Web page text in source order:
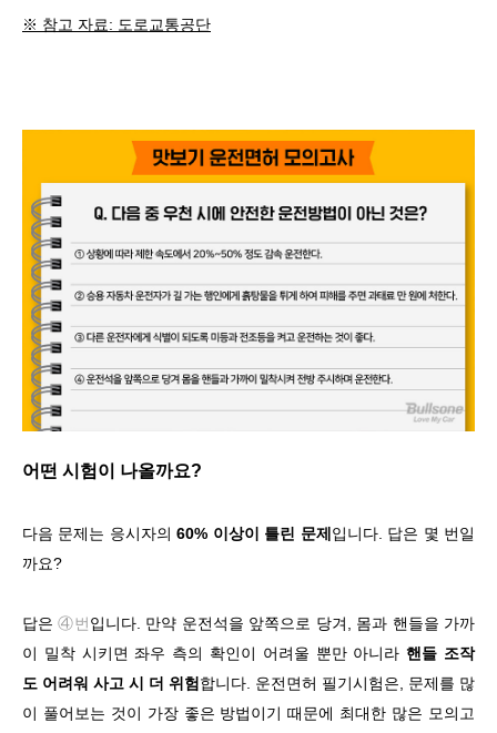
※ 참고 자료: 도로교통공단
어떤 시험이 나올까요?
다음 문제는 응시자의60% 이상이 틀린 문제 입니다. 답은 몇 번일
까요?
답은④번입니다. 만약 운전석을 앞쪽으로 당겨, 몸과 핸들을 가까
이 밀착 시키면 좌우 측의 확인이 어려울 뿐만 아니라 핸들 조작
도 어려워 사고 시 더 위험합니다. 운전면허 필기시험은, 문제를 많
이 풀어보는 것이 가장 좋은 방법이기 때문에 최대한 많은 모의고